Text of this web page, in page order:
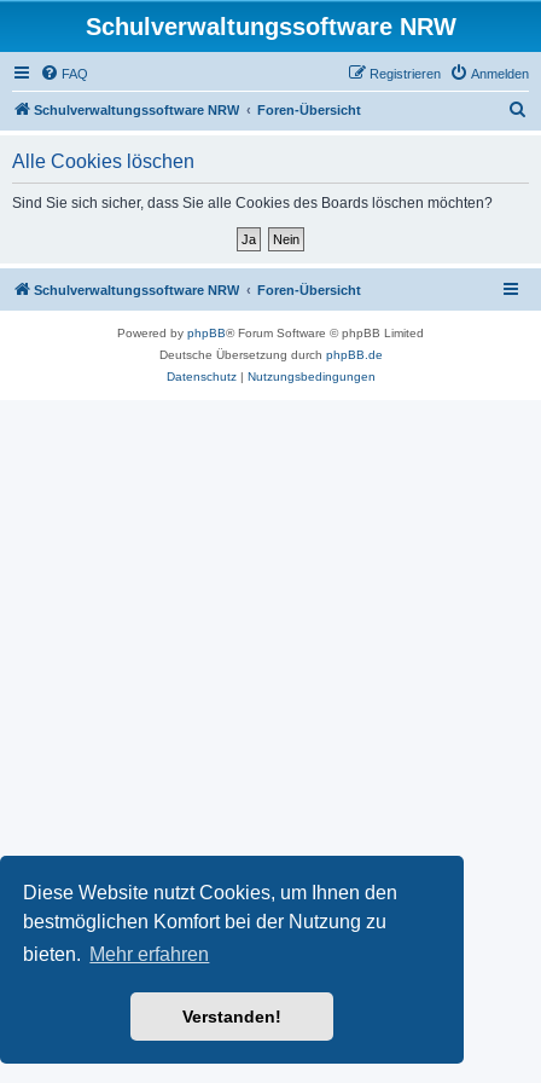
Diese Website nutzt Cookies, um Ihnen den
bestmöglichen Komfort bei der Nutzung zu
bieten. Mehr erfahren
Verstanden!
Schulverwaltungssoftware NRW
FAQ Anmelden
Registrieren
Schulverwaltungssoftware NRW Foren-Übersicht
Alle Cookies löschen
Sind Sie sich sicher, dass Sie alle Cookies des Boards löschen möchten?
Schulverwaltungssoftware NRW Foren-Übersicht
Powered by phpBB® Forum Software © phpBB Limited
Deutsche Übersetzung durch phpBB.de
Datenschutz| Nutzungsbedingungen